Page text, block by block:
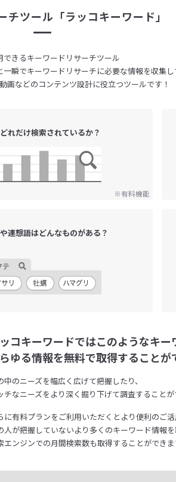
チツール 「ラッコキーワード」
できるキーワードリサーチツール
一瞬でキーワードリサーチに必要な情報を収集し
画などのコンテンツ設計に役立つツールです！
れだけ検索されているか？
※有料機能
連想語はどんなものがある？
コキーワードではこのようなキー
ゆる情報を無料で取得することが
中のニーズを幅広く広げて把握したり、
チなニーズをより深く掘り下げて調査することが
に有料プランをご利用いただくとより便利のご活
人が把握していないより多くのキーワード情報を
エンジンでの月間検索数も取得することができま